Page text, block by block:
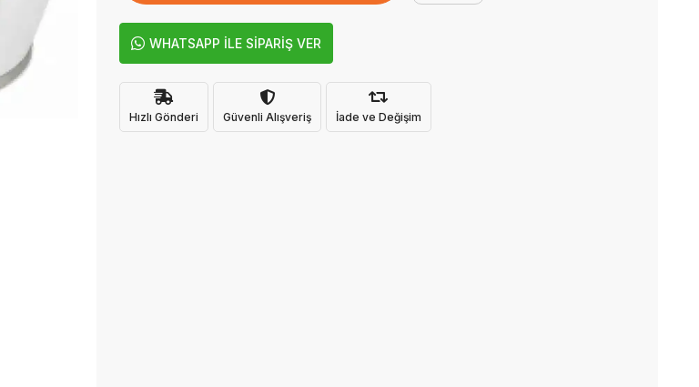
WHATSAPP İLE SİPARİŞ VER
Hızlı Gönderi Güvenli Alışveriş İade ve Değişim